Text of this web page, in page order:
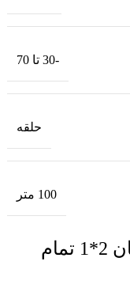
-30 تا 70
حلقه
100 متر
کابل برق افشان 2*1 تمام